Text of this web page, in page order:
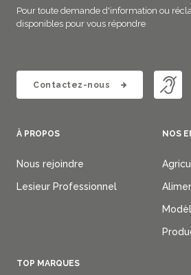
Pour toute demande d'information ou
disponibles pour vous répondre
Contactez-nous
Footer
À PROPOS
Nous rejoindre
Lesieur Professionnel
NOS
TOP MARQUES